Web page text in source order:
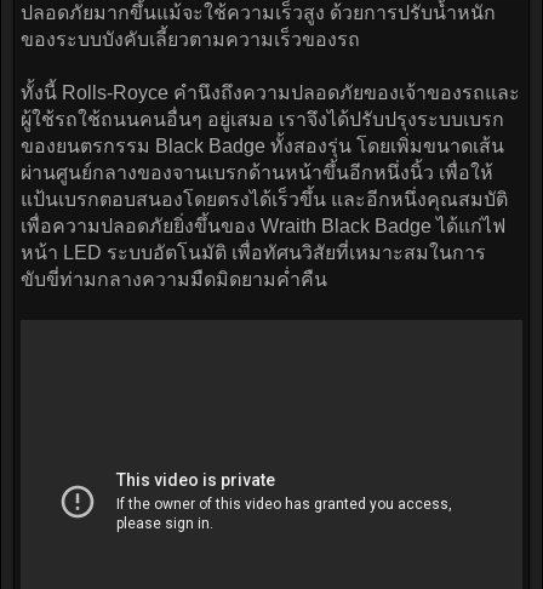
ปลอดภัยมากขึ้นแม้จะใช้ความเร็วสูง ด้วยการปรับน้ำหนัก
ของระบบบังคับเลี้ยวตามความเร็วของรถ
ทั้งนี้ Rolls-Royce คำนึงถึงความปลอดภัยของเจ้าของรถและ
ผู้ใช้รถใช้ถนนคนอื่นๆ อยู่เสมอ เราจึงได้ปรับปรุงระบบเบรก
ของยนตรกรรม Black Badge ทั้งสองรุ่น โดยเพิ่มขนาดเส้น
ผ่านศูนย์กลางของจานเบรกด้านหน้าขึ้นอีกหนึ่งนิ้ว เพื่อให้
แป้นเบรกตอบสนองโดยตรงได้เร็วขึ้น และอีกหนึ่งคุณสมบัติ
เพื่อความปลอดภัยยิ่งขึ้นของ Wraith Black Badge ได้แก่ไฟ
หน้า LED ระบบอัตโนมัติ เพื่อทัศนวิสัยที่เหมาะสมในการ
ขับขี่ท่ามกลางความมืดมิดยามค่ำคืน